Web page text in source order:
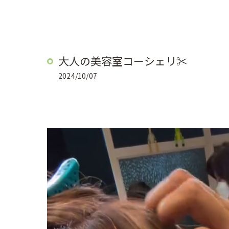
大人の美容室コーシェリ✂︎
2024/10/07